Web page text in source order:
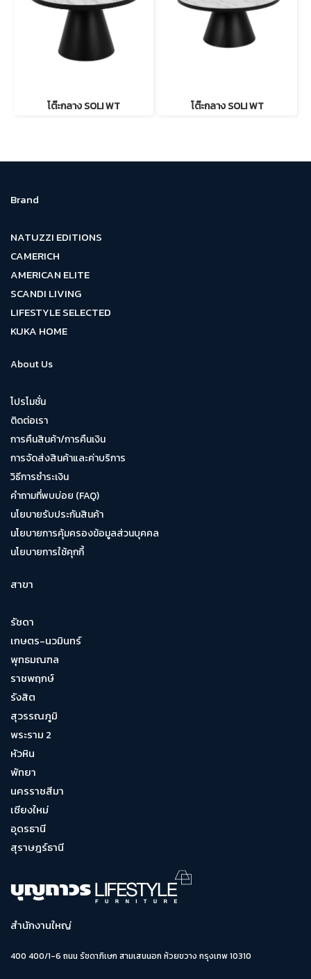
โต๊ะกลาง SOLI WT โต๊ะกลาง SOLI WT
Brand
NATUZZI EDITIONS
CAMERICH
AMERICAN ELITE
SCANDI LIVING
LIFESTYLE SELECTED
KUKA HOME
About Us
โปรโมชั่น
ติดต่อเรา
การคืนสินค้า/การคืนเงิน
การจัดส่งสินค้าและค่าบริการ
วิธีการชำระเงิน
คำถามที่พบบ่อย (FAQ)
นโยบายรับประกันสินค้า
นโยบายการคุ้มครองข้อมูลส่วนบุคคล
นโยบายการใช้คุกกี้
สาขา
รัชดา
เกษตร-นวมินทร์
พุทธมณฑล
ราชพฤกษ์
รังสิต
สุวรรณภูมิ
พระราม 2
หัวหิน
พัทยา
นครราชสีมา
เชียงใหม่
อุดรธานี
สุราษฎร์ธานี
สำนักงานใหญ่
400 400/1-6 ถนน รัชดาภิเษก สามเสนนอก ห้วยขวาง กรุงเทพ 10310